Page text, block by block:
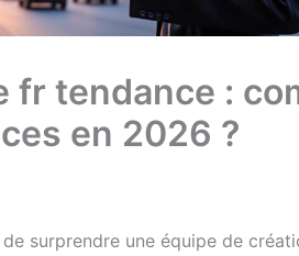
fr tendance :
en 2026 ?
surprendre une équipe de